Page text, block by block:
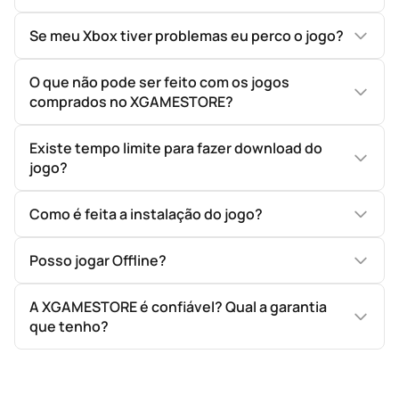
Se meu Xbox tiver problemas eu perco o jogo?
O que não pode ser feito com os jogos
comprados no XGAMESTORE?
Existe tempo limite para fazer download do
jogo?
Como é feita a instalação do jogo?
Posso jogar Offline?
A XGAMESTORE é confiável? Qual a garantia
que tenho?